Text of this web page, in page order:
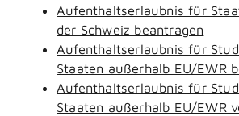
Aufenthaltserlaubnis für
der Schweiz beantragen
Aufenthaltserlaubnis für
Staaten außerhalb EU/EWR
Aufenthaltserlaubnis für
Staaten außerhalb EU/EWR